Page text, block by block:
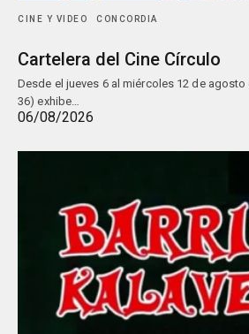
CINE Y VIDEO CONCORDIA
Cartelera del Cine Círculo
Desde el jueves 6 al miércoles 12 de agosto
36) exhibe…
06/08/2026